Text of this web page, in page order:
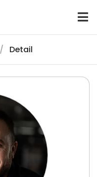
/ Detail